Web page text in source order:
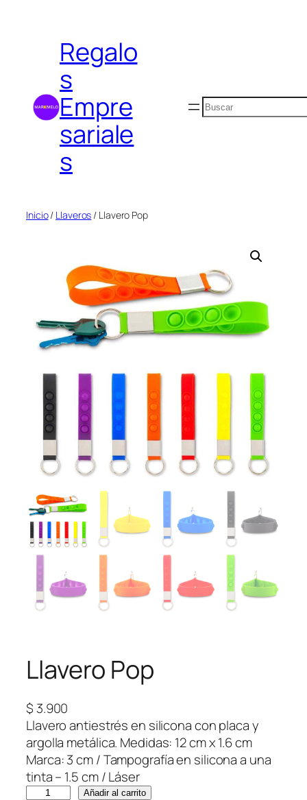
contenidoRegalo
s
Empre
sariale
s
Buscar
Inicio/ Llaveros / Llavero Pop
Llavero Pop
$ 3.900
Llavero antiestrés en silicona con placa y
argolla metálica. Medidas: 12 cm x 1.6 cm
Marca: 3 cm / Tampografía en silicona a una
tinta – 1.5 cm / Láser
Añadir al carrito